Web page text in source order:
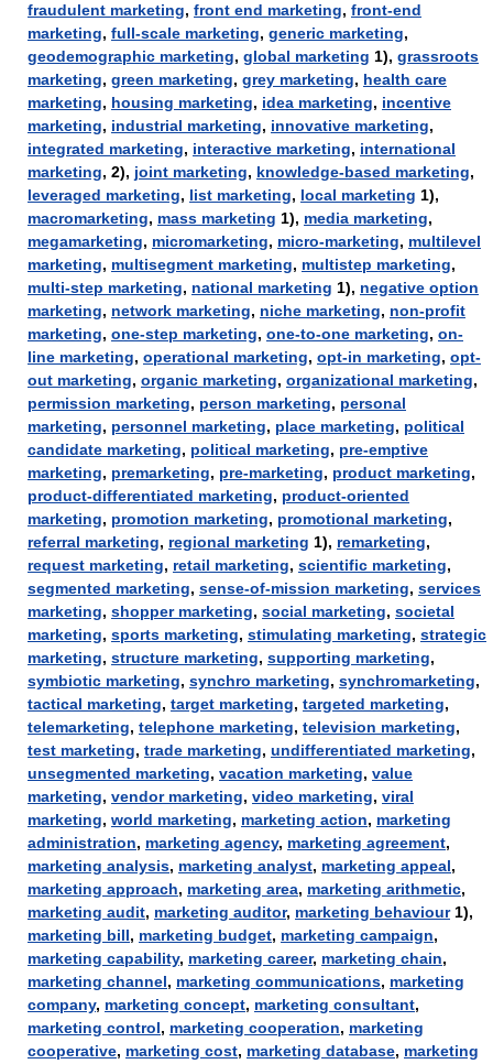
fraudulent marketing, front end marketing, front-end
marketing, full-scale marketing, generic marketing,
geodemographic marketing, global marketing 1), grassroots
marketing, green marketing, grey marketing, health care
marketing, housing marketing, idea marketing, incentive
marketing, industrial marketing, innovative marketing,
integrated marketing, interactive marketing, international
marketing, 2), joint marketing, knowledge-based marketing,
leveraged marketing, list marketing, local marketing 1),
macromarketing, mass marketing 1), media marketing,
megamarketing, micromarketing, micro-marketing, multilevel
marketing, multisegment marketing, multistep marketing,
multi-step marketing, national marketing 1), negative option
marketing, network marketing, niche marketing, non-profit
marketing, one-step marketing, one-to-one marketing, on-
line marketing, operational marketing, opt-in marketing, opt-
out marketing, organic marketing, organizational marketing,
permission marketing, person marketing, personal
marketing, personnel marketing, place marketing, political
candidate marketing, political marketing, pre-emptive
marketing, premarketing, pre-marketing, product marketing,
product-differentiated marketing, product-oriented
marketing, promotion marketing, promotional marketing,
referral marketing, regional marketing 1), remarketing,
request marketing, retail marketing, scientific marketing,
segmented marketing, sense-of-mission marketing, services
marketing, shopper marketing, social marketing, societal
marketing, sports marketing, stimulating marketing, strategic
marketing, structure marketing, supporting marketing,
symbiotic marketing, synchro marketing, synchromarketing,
tactical marketing, target marketing, targeted marketing,
telemarketing, telephone marketing, television marketing,
test marketing, trade marketing, undifferentiated marketing,
unsegmented marketing, vacation marketing, value
marketing, vendor marketing, video marketing, viral
marketing, world marketing, marketing action, marketing
administration, marketing agency, marketing agreement,
marketing analysis, marketing analyst, marketing appeal,
marketing approach, marketing area, marketing arithmetic,
marketing audit, marketing auditor, marketing behaviour1),
marketing bill, marketing budget, marketing campaign,
marketing capability, marketing career, marketing chain,
marketing channel, marketing communications, marketing
company, marketing concept, marketing consultant,
marketing control, marketing cooperation, marketing
cooperative, marketing cost, marketing database, marketing